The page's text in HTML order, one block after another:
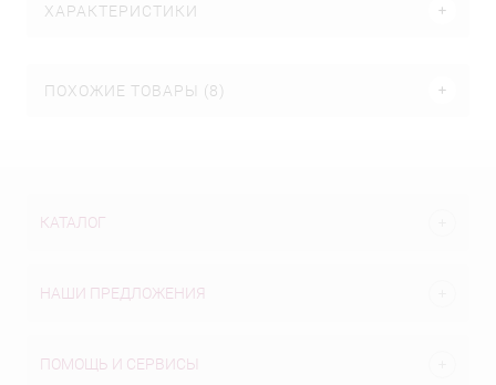
ХАРАКТЕРИСТИКИ
ПОХОЖИЕ ТОВАРЫ (8)
КАТАЛОГ
НАШИ ПРЕДЛОЖЕНИЯ
ПОМОЩЬ И СЕРВИСЫ